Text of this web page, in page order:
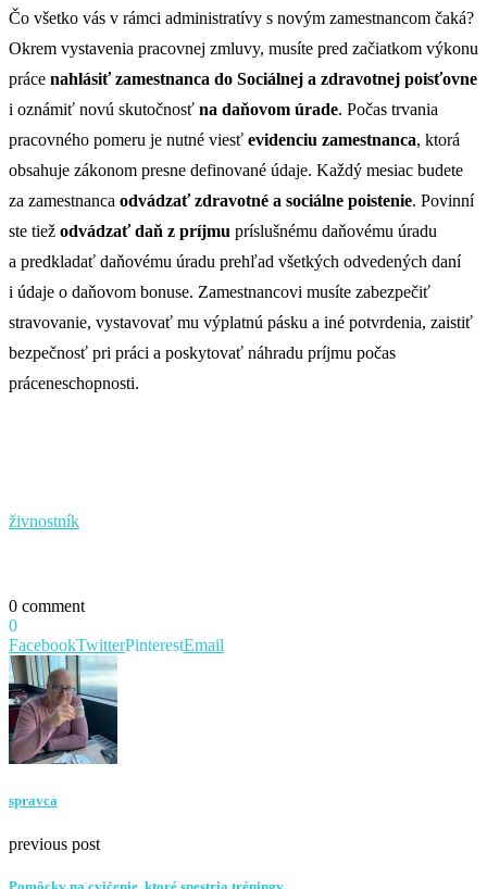
Čo všetko vás v rámci administratívy s novým zamestnancom čaká?
Okrem vystavenia pracovnej zmluvy, musíte pred začiatkom výkonu
práce nahlásiť zamestnanca do Sociálnej a zdravotnej poisťovne
i oznámiť novú skutočnosť na daňovom úrade. Počas trvania
pracovného pomeru je nutné viesť evidenciu zamestnanca, ktorá
obsahuje zákonom presne definované údaje. Každý mesiac budete
za zamestnanca odvádzať zdravotné a sociálne poistenie. Povinní
ste tiež odvádzať daň z príjmu príslušnému daňovému úradu
a predkladať daňovému úradu prehľad všetkých odvedených daní
i údaje o daňovom bonuse. Zamestnancovi musíte zabezpečiť
stravovanie, vystavovať mu výplatnú pásku a iné potvrdenia, zaistiť
bezpečnosť pri práci a poskytovať náhradu príjmu počas
práceneschopnosti.
živnostník
0 comment
0
FacebookTwitterPinterestEmail
spravca
previous post